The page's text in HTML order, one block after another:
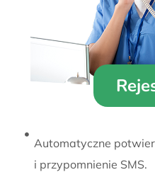
Automatyczne
i przypomnienie SMS.